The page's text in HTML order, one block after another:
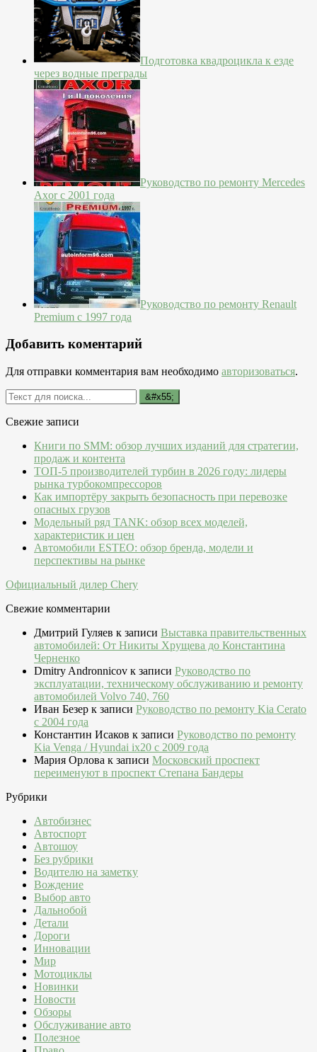
Подготовка квадроцикла к езде
через водные преграды
Руководство по ремонту Mercedes
Axor с 2001 года
Руководство по ремонту Renault
Premium с 1997 года
Добавить коментарий
Для отправки комментария вам необходимо авторизоваться.
Свежие записи
Книги по SMM: обзор лучших изданий для стратегии,
продаж и контента
ТОП-5 производителей турбин в 2026 году: лидеры
рынка турбокомпрессоров
Как импортёру закрыть безопасность при перевозке
опасных грузов
Модельный ряд TANK: обзор всех моделей,
характеристик и цен
Автомобили ESTEO: обзор бренда, модели и
перспективы на рынке
Официальный дилер Chery
Свежие комментарии
Дмитрий Гуляев к записи Выставка правительственных
автомобилей: От Никиты Хрущева до Константина
Черненко
Dmitry Andronnicov к записи Руководство по
эксплуатации, техническому обслуживанию и ремонту
автомобилей Volvo 740, 760
Иван Безер к записи Руководство по ремонту Kia Cerato
c 2004 года
Константин Исаков к записи Руководство по ремонту
Kia Venga / Hyundai ix20 c 2009 года
Мария Орлова к записи Московский проспект
переименуют в проспект Степана Бандеры
Рубрики
Автобизнес
Автоспорт
Автошоу
Без рубрики
Водителю на заметку
Вождение
Выбор авто
Дальнобой
Детали
Дороги
Инновации
Мир
Мотоциклы
Новинки
Новости
Обзоры
Обслуживание авто
Полезное